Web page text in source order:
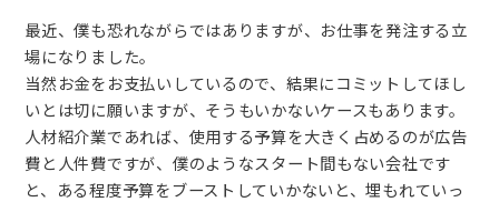
最近、僕も恐れながらではありますが、お仕事を発注する立
場になりました。
当然お金をお支払いしているので、結果にコミットしてほし
いとは切に願いますが、そうもいかないケースもあります。
人材紹介業であれば、使用する予算を大きく占めるのが広告
費と人件費ですが、僕のようなスタート間もない会社です
と、ある程度予算をブーストしていかないと、埋もれていっ